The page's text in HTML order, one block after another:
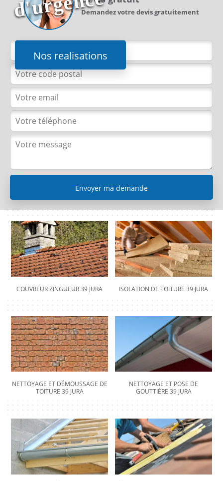
Nos realisations
Demandez votre devis gratuitement
COUVREUR ZINGUEUR 39 JURA ISOLATION DE TOITURE 39 JURA
NETTOYAGE ET DÉMOUSSAGE DE
TOITURE 39 JURA
NETTOYAGE ET POSE DE
GOUTTIÈRE 39 JURA